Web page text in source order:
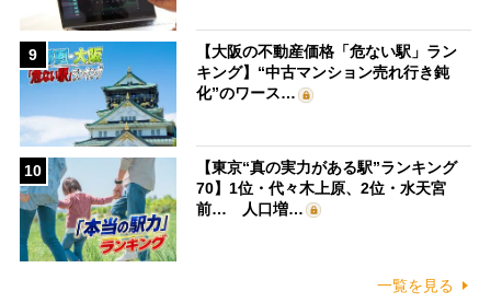
9
【大阪の不動産価格「危ない駅」ラン
キング】“中古マンション売れ行き鈍
化”のワース…
10
【東京“真の実力がある駅”ランキング
70】1位・代々木上原、2位・水天宮
前… 人口増…
一覧を見る